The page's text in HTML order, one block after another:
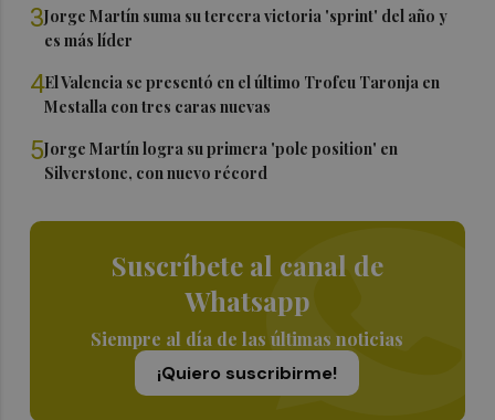
3Jorge Martín suma su tercera victoria 'sprint' del año y
es más líder
4El Valencia se presentó en el último Trofeu Taronja en
Mestalla con tres caras nuevas
5Jorge Martín logra su primera 'pole position' en
Silverstone, con nuevo récord
Suscríbete al canal de
Whatsapp
Siempre al día de las últimas noticias
¡Quiero suscribirme!